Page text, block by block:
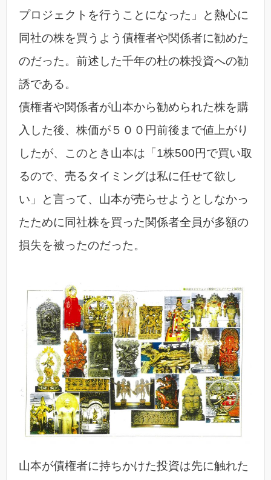
プロジェクトを行うことになった」と熱心に
同社の株を買うよう債権者や関係者に勧めた
のだった。前述した千年の杜の株投資への勧
誘である。
債権者や関係者が山本から勧められた株を購
入した後、株価が５００円前後まで値上がり
したが、このとき山本は「1株500円で買い取
るので、売るタイミングは私に任せて欲し
い」と言って、山本が売らせようとしなかっ
たために同社株を買った関係者全員が多額の
損失を被ったのだった。
山本が債権者に持ちかけた投資は先に触れた